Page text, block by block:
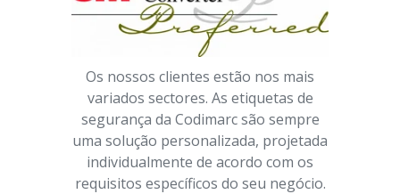
Os nossos clientes estão nos mais
variados sectores. As etiquetas de
segurança da Codimarc são sempre
uma solução personalizada, projetada
individualmente de acordo com os
requisitos específicos do seu negócio.